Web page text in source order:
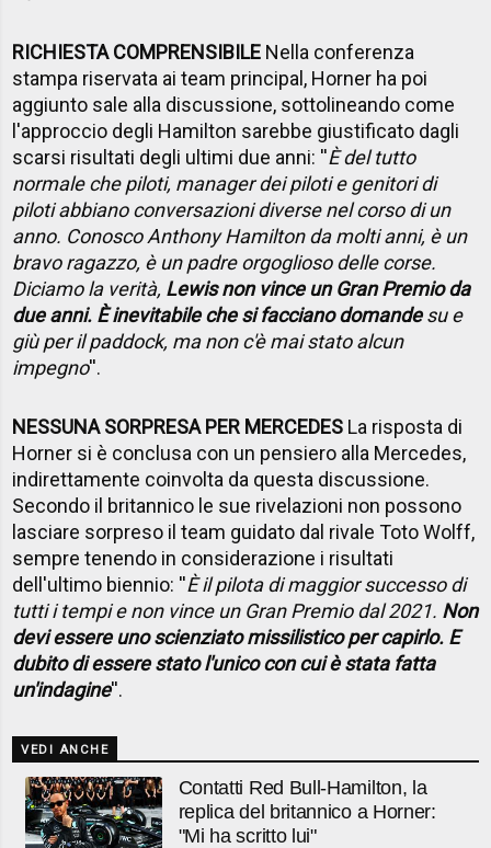
RICHIESTA COMPRENSIBILE Nella conferenza
stampa riservata ai team principal, Horner ha poi
aggiunto sale alla discussione, sottolineando come
l'approccio degli Hamilton sarebbe giustificato dagli
scarsi risultati degli ultimi due anni: ''È del tutto
normale che piloti, manager dei piloti e genitori di
piloti abbiano conversazioni diverse nel corso di un
anno. Conosco Anthony Hamilton da molti anni, è un
bravo ragazzo, è un padre orgoglioso delle corse.
Diciamo la verità, Lewis non vince un Gran Premio da
due anni. È inevitabile che si facciano domandesu e
giù per il paddock, ma non c'è mai stato alcun
impegno''.
NESSUNA SORPRESA PER MERCEDES La risposta di
Horner si è conclusa con un pensiero alla Mercedes,
indirettamente coinvolta da questa discussione.
Secondo il britannico le sue rivelazioni non possono
lasciare sorpreso il team guidato dal rivale Toto Wolff,
sempre tenendo in considerazione i risultati
dell'ultimo biennio: ''È il pilota di maggior successo di
tutti i tempi e non vince un Gran Premio dal 2021. Non
devi essere uno scienziato missilistico per capirlo. E
dubito di essere stato l'unico con cui è stata fatta
un'indagine''.
VEDI ANCHE
Contatti Red Bull-Hamilton, la
replica del britannico a Horner:
"Mi ha scritto lui"